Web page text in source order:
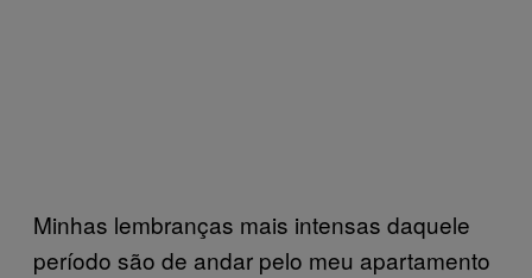
Minhas lembranças mais intensas daquele
período são de andar pelo meu apartamento